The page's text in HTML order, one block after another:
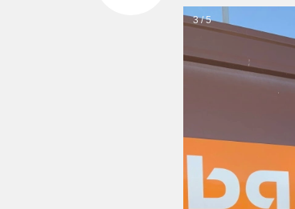
3 / 5